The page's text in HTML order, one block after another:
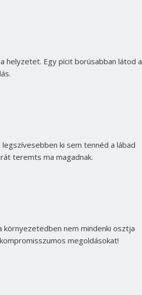
helyzetet. Egy picit borúsabban látod a
ki sem tennéd a lábad
teremts ma magadnak.
környezetedben nem mindenki osztja
megoldásokat!